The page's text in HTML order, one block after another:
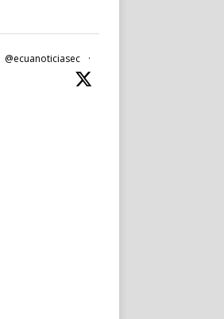
@ecuanoticiasec
·